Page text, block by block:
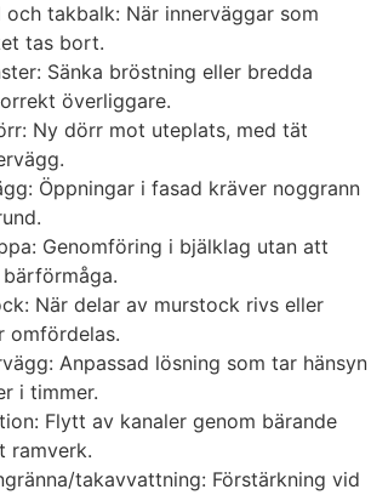
takbalk: När innerväggar som
tas bort.
Sänka bröstning eller bredda
överliggare.
Ny dörr mot uteplats, med tät
Öppningar i fasad kräver noggrann
Genomföring i bjälklag utan att
När delar av murstock rivs eller
omfördelas.
Anpassad lösning som tar hänsyn
i timmer.
Flytt av kanaler genom bärande
ramverk.
takavvattning: Förstärkning vid